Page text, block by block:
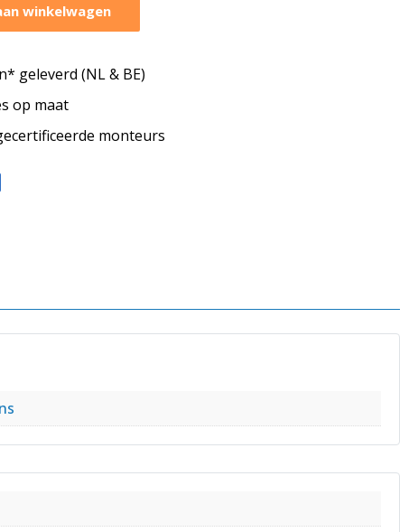
winkelwagen
geleverd (NL & BE)
op maat
monteurs